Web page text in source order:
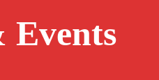
Events